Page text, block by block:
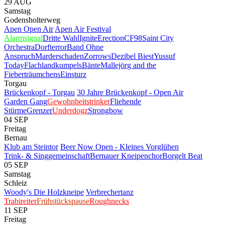
29 AUG
Samstag
Godensholterweg
Apen Open Air Apen Air Festival
AlarmsignalDritte WahlIgniteErectionCF98Saint City
OrchestraDorfterrorBand Ohne
AnspruchMarderschadenZorrowsDezibel BiestYussuf
TodayFlachlandkumpelsBänteMallejörg and the
FieberträumchensEinsturz
Torgau
Brückenkopf - Torgau 30 Jahre Brückenkopf - Open Air
Garden GangGewohnheitstrinkerFliehende
StürmeGrenzerUnderdogzStrongbow
04 SEP
Freitag
Bernau
Klub am Steintor Beer Now Open - Kleines Vorglühen
Trink- & SinggemeinschaftBernauer KneipenchorBorgelt Beat
05 SEP
Samstag
Schleiz
Woody's Die Holzkneipe Verbrechertanz
TrabireiterFrühstückspauseRoughnecks
11 SEP
Freitag